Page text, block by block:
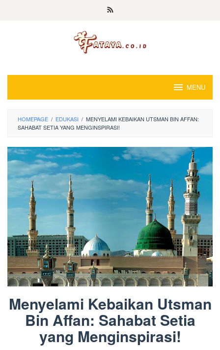
MENU
HOMEPAGE / EDUKASI / MENYELAMI KEBAIKAN UTSMAN BIN AFFAN:
SAHABAT SETIA YANG MENGINSPIRASI!
Menyelami Kebaikan Utsman
Bin Affan: Sahabat Setia
yang Menginspirasi!